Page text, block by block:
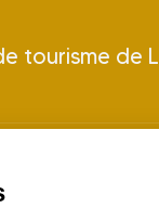
tourisme de
28
Hiver 2026/2027 :